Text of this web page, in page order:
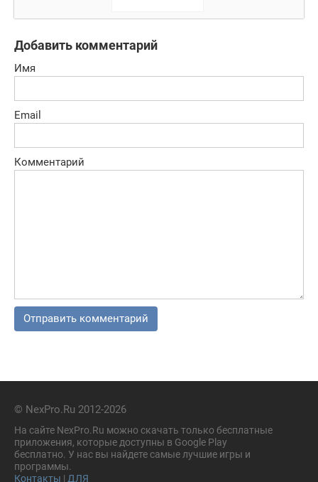
Добавить комментарий
Имя
Email
Комментарий
© NexPro.Ru 2012-2026
На сайте NexPro.Ru можно скачать только бесплатные
приложения, которые доступны в Google Play
бесплатно. У нас вы найдете самые лучшие игры и
программы.
Контакты | ДЛЯ